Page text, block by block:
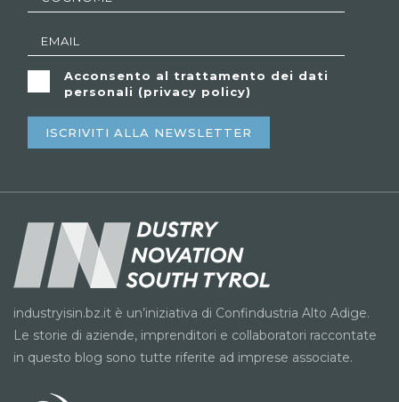
Acconsento al trattamento dei dati
personali (privacy policy)
ISCRIVITI ALLA NEWSLETTER
industryisin.bz.it è un’iniziativa di Confindustria Alto Adige.
Le storie di aziende, imprenditori e collaboratori raccontate
in questo blog sono tutte riferite ad imprese associate.